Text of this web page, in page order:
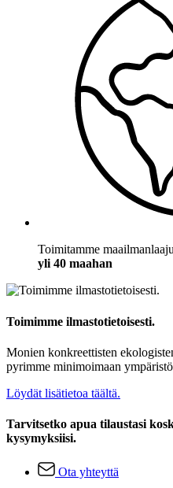
Toimitamme
yli 40 maahan
Toimimme ilmastotietoisesti.
Monien konkreettisten
pyrimme minimoimaan
Löydät lisätietoa täältä.
Tarvitsetko apua tilaustasi
kysymyksiisi.
Ota yhteyttä